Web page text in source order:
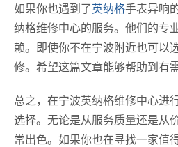
如果你也遇到了英纳格手表异响
纳格维修中心的服务。他们的专
赖。即使你不在宁波附近也可以
修。希望这篇文章能够帮助到有
总之，在宁波英纳格维修中心进
选择。无论是从服务质量还是从
常出色。如果你也在寻找一家值